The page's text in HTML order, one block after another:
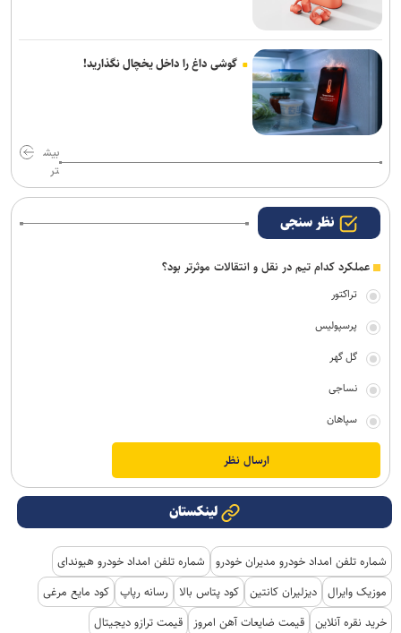
گوشی داغ را داخل یخچال نگذارید!
بیش
تر
نظر سنجی
عملکرد کدام تیم در نقل و انتقالات موثرتر بود؟
تراکتور
پرسپولیس
گل گهر
نساجی
سپاهان
لینکستان
شماره تلفن امداد خودرو مدیران خودرو
شماره تلفن امداد خودرو هیوندای
موزیک وایرال دیزلیران کانتین کود پتاس بالا رسانه رپاپ کود مایع مرغی
خرید نقره آنلاین قیمت ضایعات آهن امروز
قیمت ترازو دیجیتال